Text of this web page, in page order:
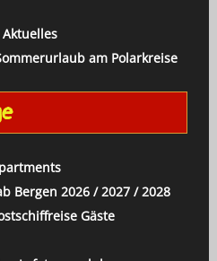
am Polarkreise
Bergen 2026 / 2027 / 2028
Gäste